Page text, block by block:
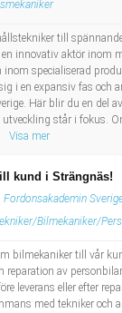
till
en innovativ aktör inom
specialiserad
i en expansiv fas och
Här blir du en del
utveckling står i fokus.
Visa mer
kund i Strängnäs!
Fordonsakademin
Bilmekaniker/
bilmekaniker till vår
reparation av
leverans eller efter
med tekniker och